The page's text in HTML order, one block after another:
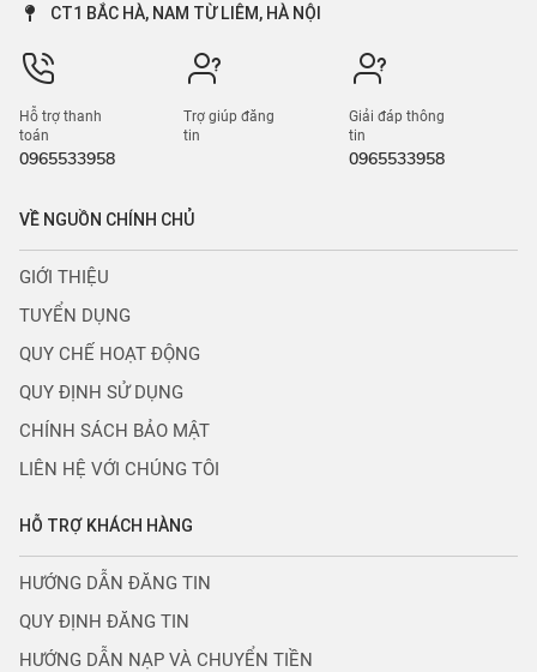
CT1 BẮC HÀ, NAM TỪ LIÊM, HÀ NỘI
Hỗ trợ thanh
toán
0965533958
Trợ giúp đăng
tin
Giải đáp thông
tin
0965533958
VỀ NGUỒN CHÍNH CHỦ
GIỚI THIỆU
TUYỂN DỤNG
QUY CHẾ HOẠT ĐỘNG
QUY ĐỊNH SỬ DỤNG
CHÍNH SÁCH BẢO MẬT
LIÊN HỆ VỚI CHÚNG TÔI
HỖ TRỢ KHÁCH HÀNG
HƯỚNG DẪN ĐĂNG TIN
QUY ĐỊNH ĐĂNG TIN
HƯỚNG DẪN NẠP VÀ CHUYỂN TIỀN